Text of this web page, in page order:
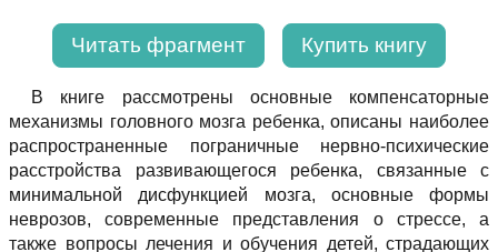
Читать фрагмент Купить книгу
В книге рассмотрены основные компенсаторные
механизмы головного мозга ребенка, описаны наиболее
распространенные пограничные нервно-психические
расстройства развивающегося ребенка, связанные с
минимальной дисфункцией мозга, основные формы
неврозов, современные представления о стрессе, а
также вопросы лечения и обучения детей, страдающих